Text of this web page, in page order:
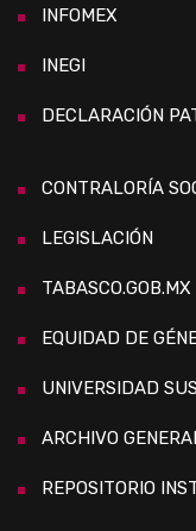
INFOMEX
INEGI
DECLARACIÓN
CONTRALORÍA
LEGISLACIÓN
TABASCO.GOB.MX
EQUIDAD DE
UNIVERSIDAD
ARCHIVO
REPOSITORIO